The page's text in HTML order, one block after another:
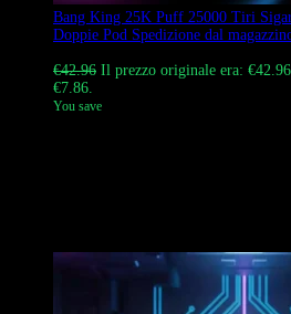
Bang King 25K Puff 25000 Tiri
Doppie Pod Spedizione dal
€42.96 Il prezzo originale era:
€7.86.
You save